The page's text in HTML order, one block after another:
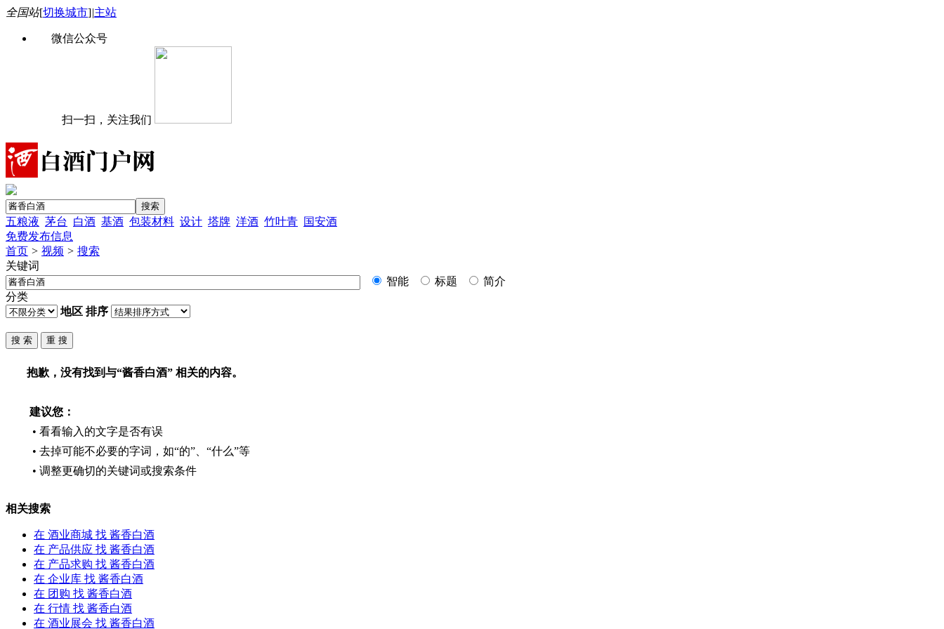
全国站[切换城市]|主站
微信公众号
扫一扫，关注我们
五粮液 茅台 白酒 基酒 包装材料 设计 塔牌 洋酒 竹叶青 国安酒
免费发布信息
首页 > 视频 > 搜索
关键词
智能
标题
简介
分类
地区 排序
抱歉，没有找到与“酱香白酒” 相关的内容。
建议您：
• 看看输入的文字是否有误
• 去掉可能不必要的字词，如“的”、“什么”等
• 调整更确切的关键词或搜索条件
相关搜索
在 酒业商城 找 酱香白酒
在 产品供应 找 酱香白酒
在 产品求购 找 酱香白酒
在 企业库 找 酱香白酒
在 团购 找 酱香白酒
在 行情 找 酱香白酒
在 酒业展会 找 酱香白酒